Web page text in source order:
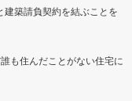
築請負契約を結ぶことを
も住んだことがない住宅に